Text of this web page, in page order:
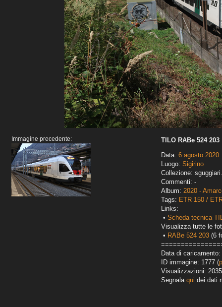
Immagine precedente:
TILO RABe 524 203
Data: 6 agosto 2020
Luogo: Sigirino
Collezione:
Commenti: -
Album: 2020 -
Tags: ETR 150 /
Links:
• Scheda tecnica
Visualizza tutte le
• RABe 524 203 (6
Data di
ID immagine: 1777 (
Visualizzazioni: 2035
Segnala qui dei dati